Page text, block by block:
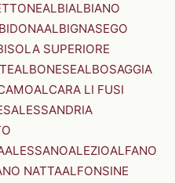
ALBIALBIANO
ALBIGNASEGO
SUPERIORE
ALBONESEALBOSAGGIA
ALCARA LI FUSI
ALESSANDRIA
ALESSANOALEZIOALFANO
NATTAALFONSINE